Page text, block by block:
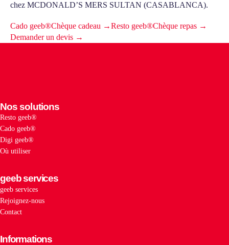
chez MCDONALD’S MERS SULTAN (CASABLANCA).
Cado geeb®Chèque cadeau →Resto geeb®Chèque repas →
Demander un devis →
Nos solutions
Resto geeb®
Cado geeb®
Digi geeb®
Où utiliser
geeb services
geeb services
Rejoignez-nous
Contact
Informations